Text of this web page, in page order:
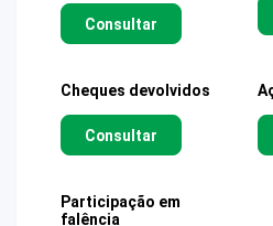
Consultar
Cheques devolvidos
Consultar
Participação em
falência